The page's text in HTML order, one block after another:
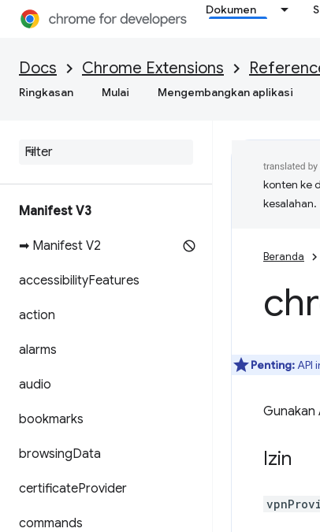
Dokumen
Docs Chrome Extensions
Ringkasan Mulai Mengembangkan aplikasi
Manifest V3
➡ Manifest V2
accessibilityFeatures
action
alarms
audio
bookmarks
browsingData
certificateProvider
commands
konten ke
kesalahan.
Beranda
Penting:API
Gunakan
Izin